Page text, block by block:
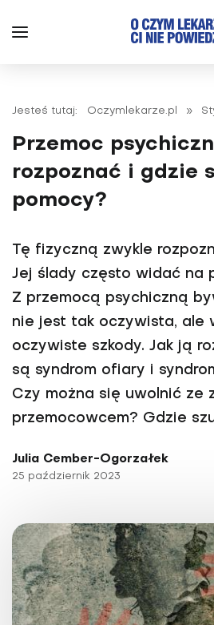
Jesteś tutaj: Oczymlekarze.pl »
Przemoc
rozpoznać i gdzie
pomocy?
Tę fizyczną zwykle
Jej ślady często widać na
Z przemocą psychiczną
nie jest tak oczywista, ale
oczywiste szkody. Jak ją
są syndrom ofiary i
Czy można się uwolnić ze
przemocowcem? Gdzie
Julia Cember-Ogorzałek
25 październik 2023